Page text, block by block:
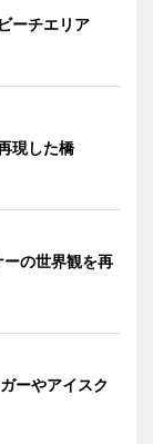
ーチエリア
現した橋
の世界観を再
ーやアイスク